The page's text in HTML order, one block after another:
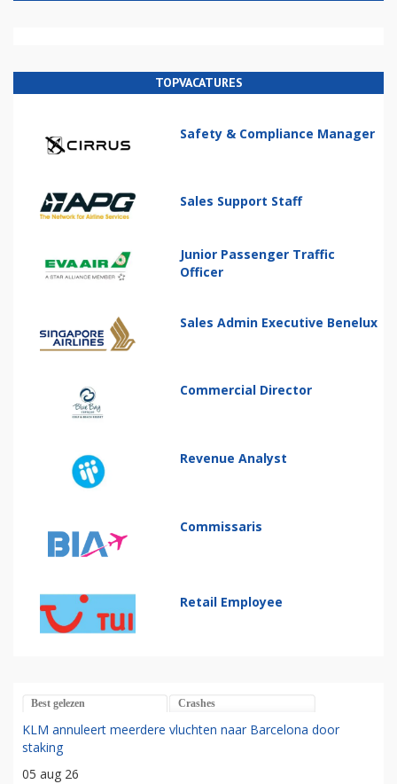
TOPVACATURES
Safety & Compliance Manager
Sales Support Staff
Junior Passenger Traffic
Officer
Sales Admin Executive Benelux
Commercial Director
Revenue Analyst
Commissaris
Retail Employee
Best gelezen Crashes
KLM annuleert meerdere vluchten naar Barcelona door
staking
05 aug 26